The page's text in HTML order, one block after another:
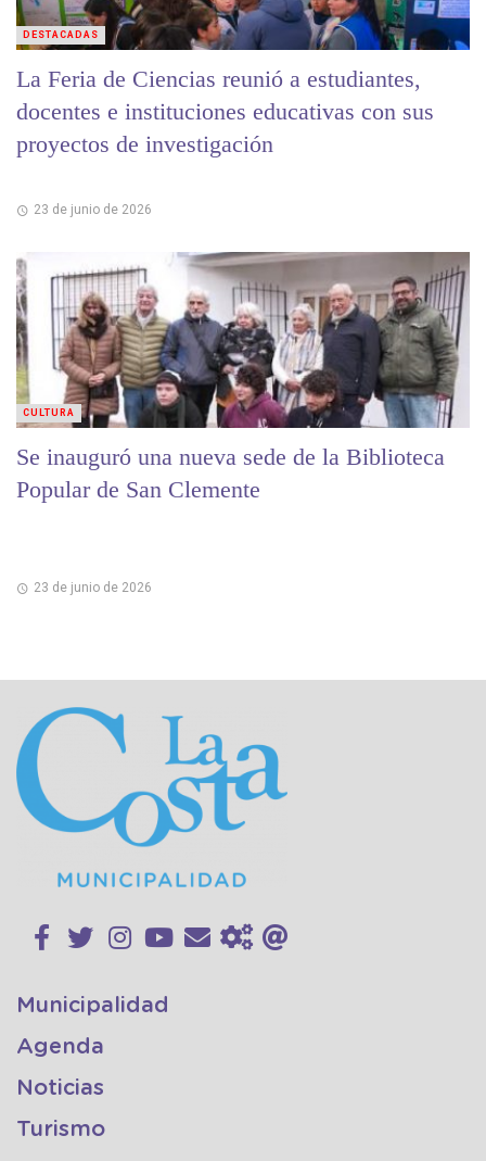
La Feria de Ciencias reunió a estudiantes,
docentes e instituciones educativas con sus
proyectos de investigación
23 de junio de 2026
DESTACADAS
Se inauguró una nueva sede de la Biblioteca
Popular de San Clemente
23 de junio de 2026
CULTURA
Municipalidad
Agenda
Noticias
Turismo